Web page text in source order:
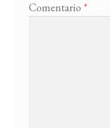
Comentario *